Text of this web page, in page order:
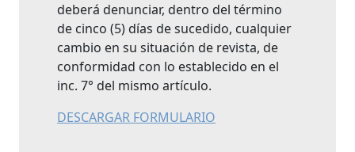
deberá denunciar, dentro del término
de cinco (5) días de sucedido, cualquier
cambio en su situación de revista, de
conformidad con lo establecido en el
inc. 7° del mismo artículo.
DESCARGAR FORMULARIO